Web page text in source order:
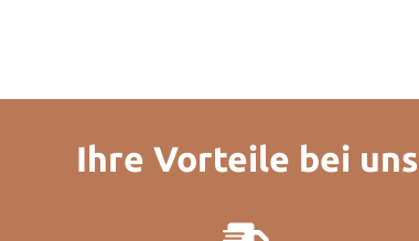
Ihre Vorteile bei uns